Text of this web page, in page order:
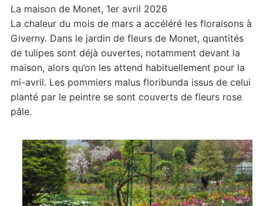
La maison de Monet, 1er avril 2026
La chaleur du mois de mars a accéléré les floraisons à
Giverny. Dans le jardin de fleurs de Monet, quantités
de tulipes sont déjà ouvertes, notamment devant la
maison, alors qu’on les attend habituellement pour la
mi-avril. Les pommiers malus floribunda issus de celui
planté par le peintre se sont couverts de fleurs rose
pâle.